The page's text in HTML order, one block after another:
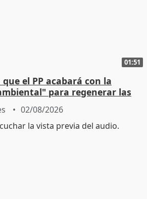
01:51
el PP acabará con la
para regenerar las
02/08/2026